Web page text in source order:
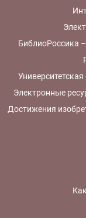
БиблиоРоссика
Электронные
Достижения